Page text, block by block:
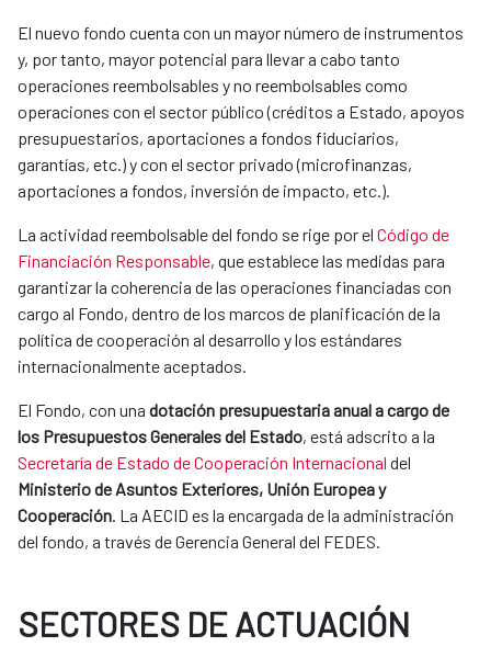
El nuevo fondo cuenta con un mayor número de instrumentos
y, por tanto, mayor potencial para llevar a cabo tanto
operaciones reembolsables y no reembolsables como
operaciones con el sector público (créditos a Estado, apoyos
presupuestarios, aportaciones a fondos fiduciarios,
garantías, etc.) y con el sector privado (microfinanzas,
aportaciones a fondos, inversión de impacto, etc.).
​La actividad reembolsable del fondo se rige por el Código de
Financiación Responsable, que establece las medidas para
garantizar la coherencia de las operaciones financiadas con
cargo al Fondo, dentro de los marcos de planificación de la
política de cooperación al desarrollo y los estándares
internacionalmente aceptados.
El Fondo, con una dotación presupuestaria anual a cargo de
los Presupuestos Generales del Estado, está adscrito a la
Secretaría de Estado de Cooperación Internacional del
Ministerio de Asuntos Exteriores, Unión Europea y
Cooperación. La AECID es la encargada de la administración
del fondo, a través de Gerencia General del FEDES.
SECTORES DE ACTUACIÓN